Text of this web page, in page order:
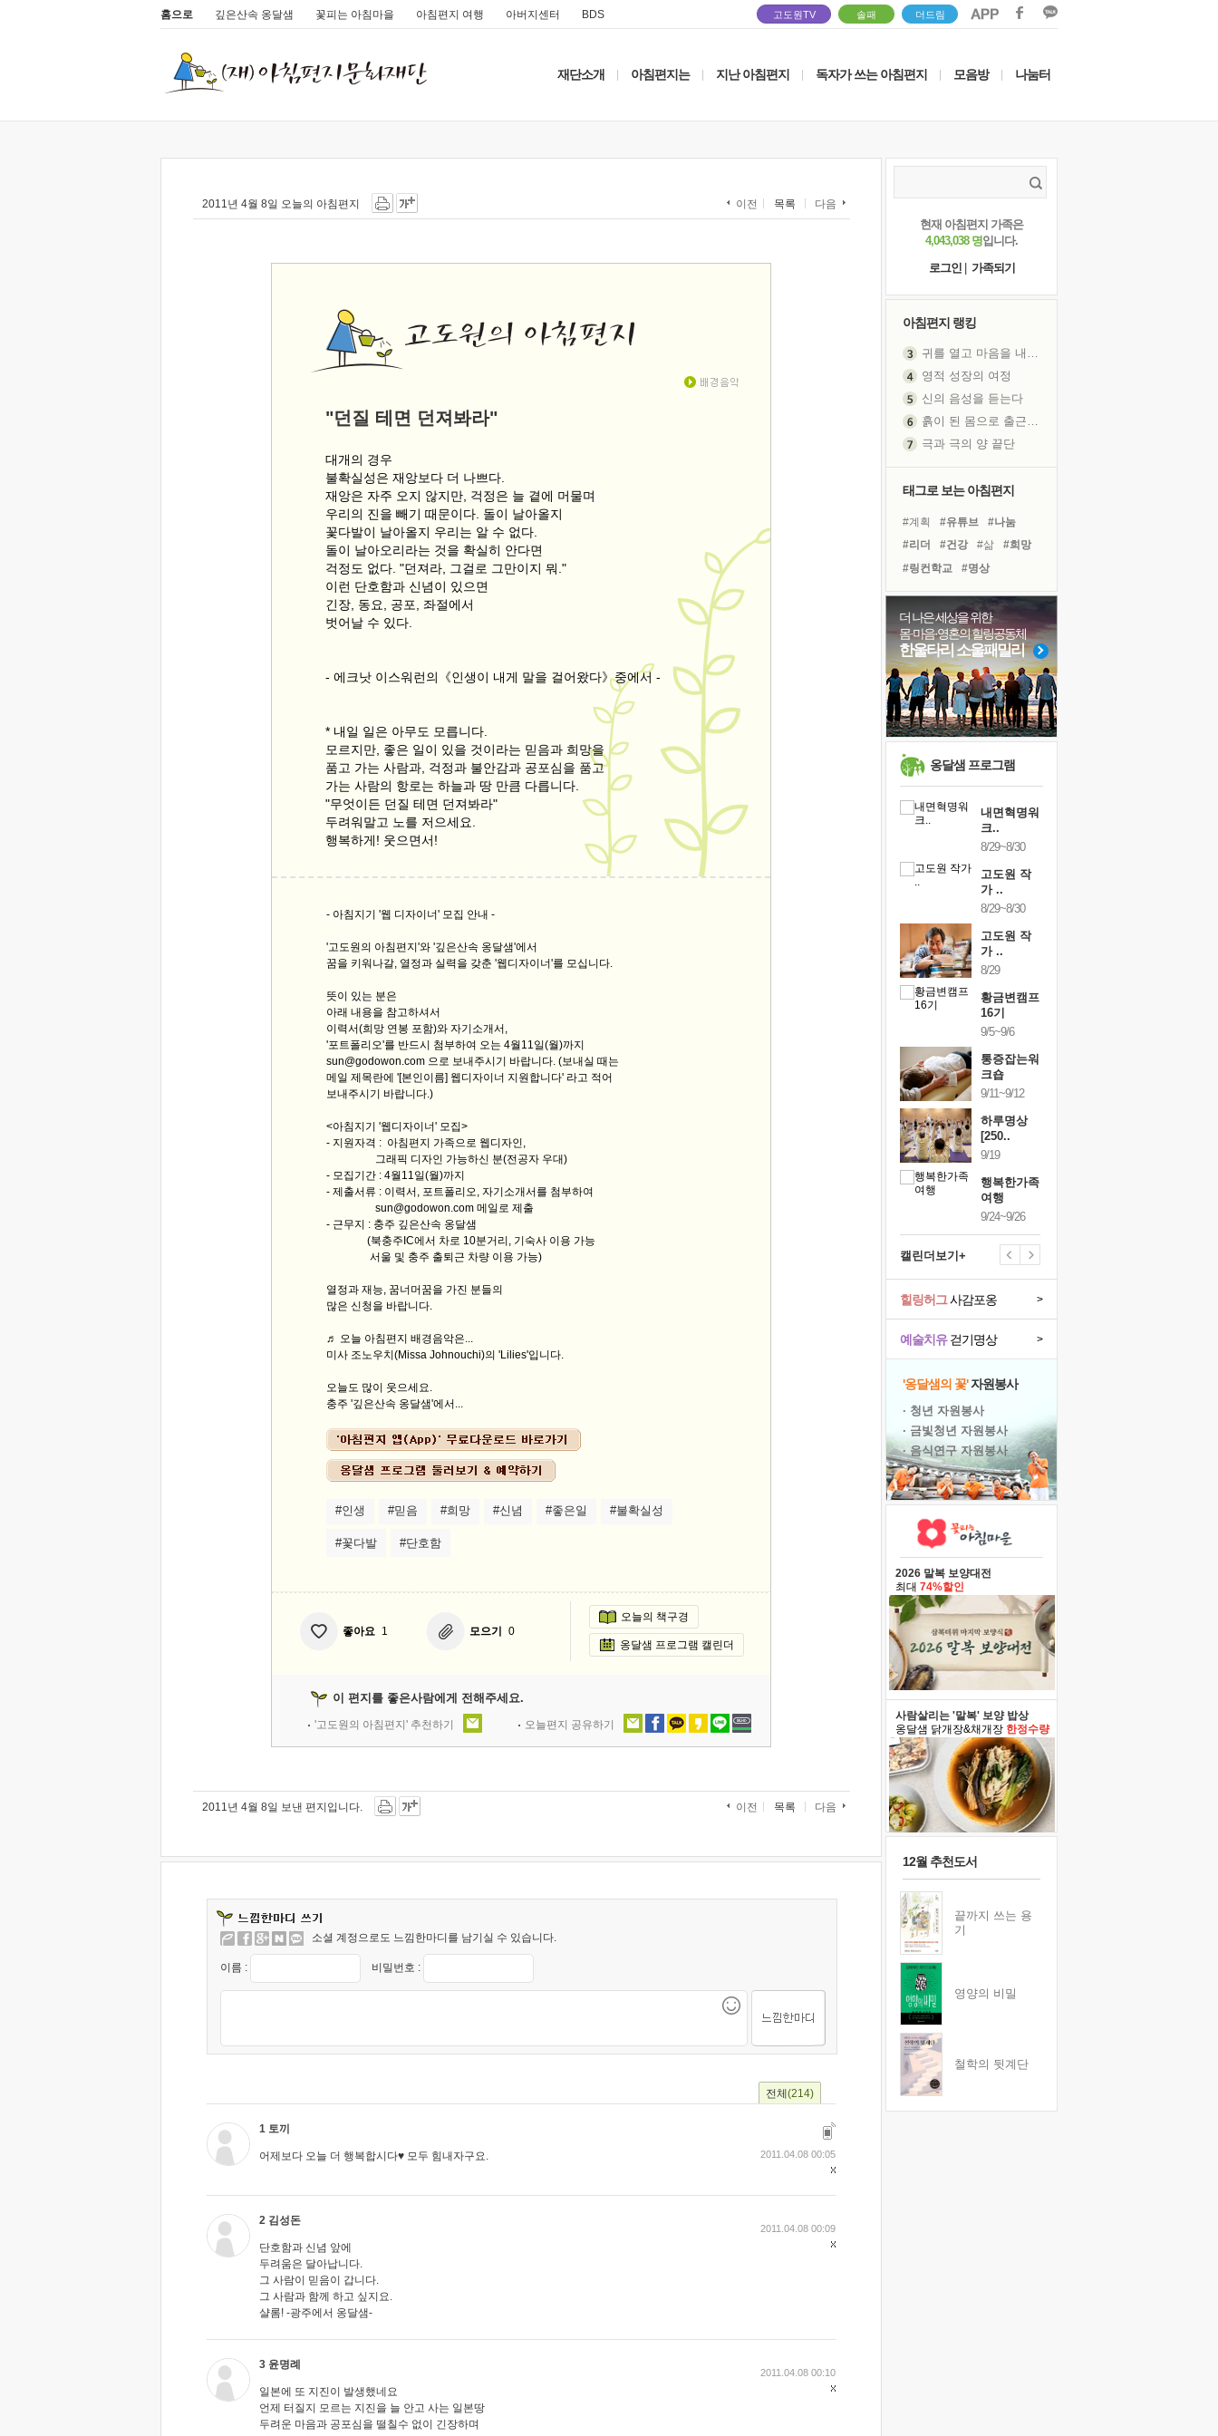
홈으로 깊은산속 옹달샘 꽃피는 아침마을 아침편지 여행 아버지센터 BDS 고도원TV 솔패 더드림
재단소개 아침편지는 지난 아침편지 독자가 쓰는 아침편지 모음방 나눔터
2011년 4월 8일 오늘의 아침편지 이전 목록 다음
"던질 테면 던져봐라"
대개의 경우
불확실성은 재앙보다 더 나쁘다.
재앙은 자주 오지 않지만, 걱정은 늘 곁에 머물며
우리의 진을 빼기 때문이다. 돌이 날아올지
꽃다발이 날아올지 우리는 알 수 없다.
돌이 날아오리라는 것을 확실히 안다면
걱정도 없다. "던져라, 그걸로 그만이지 뭐."
이런 단호함과 신념이 있으면
긴장, 동요, 공포, 좌절에서
벗어날 수 있다.
- 에크낫 이스워런의《인생이 내게 말을 걸어왔다》중에서 -
* 내일 일은 아무도 모릅니다.
모르지만, 좋은 일이 있을 것이라는 믿음과 희망을
품고 가는 사람과, 걱정과 불안감과 공포심을 품고
가는 사람의 항로는 하늘과 땅 만큼 다릅니다.
"무엇이든 던질 테면 던져봐라"
두려워말고 노를 저으세요.
행복하게! 웃으면서!
- 아침지기 '웹 디자이너' 모집 안내 -
'고도원의 아침편지'와 '깊은산속 옹달샘'에서
꿈을 키워나갈, 열정과 실력을 갖춘 '웹디자이너'를 모십니다.
뜻이 있는 분은
아래 내용을 참고하셔서
이력서(희망 연봉 포함)와 자기소개서,
'포트폴리오'를 반드시 첨부하여 오는 4월11일(월)까지
sun@godowon.com 으로 보내주시기 바랍니다. (보내실 때는
메일 제목란에 '[본인이름] 웹디자이너 지원합니다' 라고 적어
보내주시기 바랍니다.)
<아침지기 '웹디자이너' 모집>
- 지원자격 : 아침편지 가족으로 웹디자인,
그래픽 디자인 가능하신 분(전공자 우대)
- 모집기간 : 4월11일(월)까지
- 제출서류 : 이력서, 포트폴리오, 자기소개서를 첨부하여
sun@godowon.com 메일로 제출
- 근무지 : 충주 깊은산속 옹달샘
(북충주IC에서 차로 10분거리, 기숙사 이용 가능
서울 및 충주 출퇴근 차량 이용 가능)
열정과 재능, 꿈너머꿈을 가진 분들의
많은 신청을 바랍니다.
♬ 오늘 아침편지 배경음악은...
미사 조노우치(Missa Johnouchi)의 'Lilies'입니다.
오늘도 많이 웃으세요.
충주 '깊은산속 옹달샘'에서...
#인생 #믿음 #희망 #신념 #좋은일 #불확실성
#꽃다발 #단호함
좋아요 1 모으기 0
오늘의 책구경
옹달샘 프로그램 캘린더
이 편지를 좋은사람에게 전해주세요.
'고도원의 아침편지' 추천하기 오늘편지 공유하기
2011년 4월 8일 보낸 편지입니다. 이전 목록 다음
소셜 계정으로도 느낌한마디를 남기실 수 있습니다.
이름 : 비밀번호 :
전체 (214)
1 토끼
어제보다 오늘 더 행복합시다♥ 모두 힘내자구요. 2011.04.08 00:05
2 김성돈
단호함과 신념 앞에
두려움은 달아납니다.
그 사람이 믿음이 갑니다.
그 사람과 함께 하고 싶지요.
샬롬! -광주에서 옹달샘-
2011.04.08 00:09
3 윤명례
일본에 또 지진이 발생했네요
언제 터질지 모르는 지진을 늘 안고 사는 일본땅
두려운 마음과 공포심을 떨칠수 없이 긴장하며
2011.04.08 00:10
현재 아침편지 가족은
4,043,038 명입니다.
로그인
가족되기
아침편지 랭킹
귀를 열고 마음을 내어주고
영적 성장의 여정
신의 음성을 듣는다
흙이 된 몸으로 출근하는 여자
극과 극의 양 끝단
아픈 아버지를 위한 공간 설계
슬럼프
보고 싶은 어머니
유년 시절의 부산 영도 바다
못된 꼰대들
너무 황홀한 꽃들이여!
희망이란
'모른다'는 것
태그로 보는 아침편지
#계획 #유튜브
#나눔
#리더
#건강 #삶
#희망
#링컨학교
#명상
#바이러스
#위기
#면역력
#독서캠프
#친구
#다짐
#선택
#힐링
#극복
#사람
#비전캠프
#경험
더 나은 세상을 위한
몸·마음·영혼의 힐링공동체
한울타리 소울패밀리
옹달샘 프로그램
내면혁명워
크..
8/29~8/30
고도원 작
가 ..
8/29~8/30
고도원 작
가 ..
8/29
황금변캠프
16기
9/5~9/6
통증잡는워
크숍
9/11~9/12
하루명상
[250..
9/19
행복한가족
여행
9/24~9/26
캘린더보기+
예술치유걷기명상 >
힐링허그사감포옹 >
'옹달샘의 꽃'자원봉사
· 청년 자원봉사
· 금빛청년 자원봉사
· 음식연구 자원봉사
2026 말복 보양대전
최대 74%할인
사람살리는 '말복' 보양 밥상
옹달샘 닭개장&채개장 한정수량
12월 추천도서
끝까지 쓰는 용
기
영양의 비밀
철학의 뒷계단